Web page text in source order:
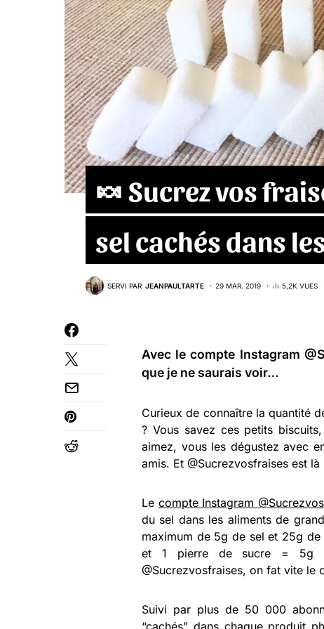
🍬 Sucrez vos
sel cachés dans
SERVI PAR JEANPAULTARTE 29 MAR. 2019 5,2K VUES
Avec le compte Instagram
que je ne saurais voir…
Curieux de connaître la quantité
? Vous savez ces petits
aimez, vous les dégustez avec
amis. Et @Sucrezvosfraises est
Le compte Instagram
du sel dans les aliments de
maximum de 5g de sel et 25g
et 1 pierre de sucre = 5g
@Sucrezvosfraises, on fat vite le
Suivi par plus de 50 000